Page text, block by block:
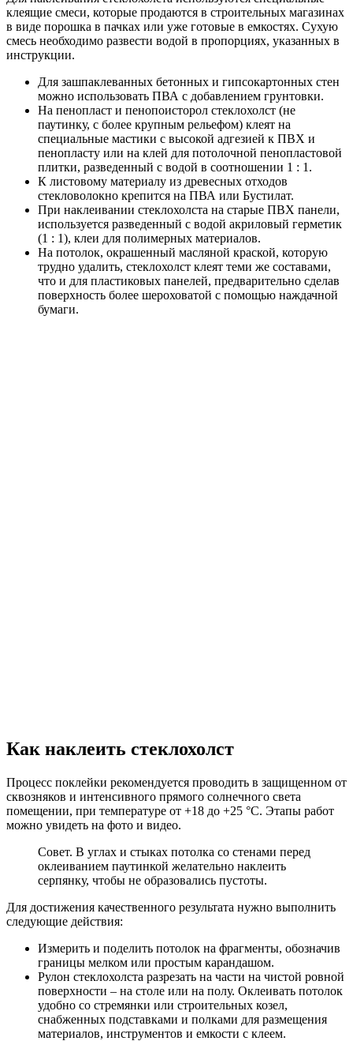
клеящие смеси, которые продаются в строительных магазинах
в виде порошка в пачках или уже готовые в емкостях. Сухую
смесь необходимо развести водой в пропорциях, указанных в
инструкции.
Для зашпаклеванных бетонных и гипсокартонных стен
можно использовать ПВА с добавлением грунтовки.
На пенопласт и пенопоисторол стеклохолст (не
паутинку, с более крупным рельефом) клеят на
специальные мастики с высокой адгезией к ПВХ и
пенопласту или на клей для потолочной пенопластовой
плитки, разведенный с водой в соотношении 1 : 1.
К листовому материалу из древесных отходов
стекловолокно крепится на ПВА или Бустилат.
При наклеивании стеклохолста на старые ПВХ панели,
используется разведенный с водой акриловый герметик
(1 : 1), клеи для полимерных материалов.
На потолок, окрашенный масляной краской, которую
трудно удалить, стеклохолст клеят теми же составами,
что и для пластиковых панелей, предварительно сделав
поверхность более шероховатой с помощью наждачной
бумаги.
Как наклеить стеклохолст
Процесс поклейки рекомендуется проводить в защищенном от
сквозняков и интенсивного прямого солнечного света
помещении, при температуре от +18 до +25 °C. Этапы работ
можно увидеть на фото и видео.
Совет. В углах и стыках потолка со стенами перед
оклеиванием паутинкой желательно наклеить
серпянку, чтобы не образовались пустоты.
Для достижения качественного результата нужно выполнить
следующие действия:
Измерить и поделить потолок на фрагменты, обозначив
границы мелком или простым карандашом.
Рулон стеклохолста разрезать на части на чистой ровной
поверхности – на столе или на полу. Оклеивать потолок
удобно со стремянки или строительных козел,
снабженных подставками и полками для размещения
материалов, инструментов и емкости с клеем.